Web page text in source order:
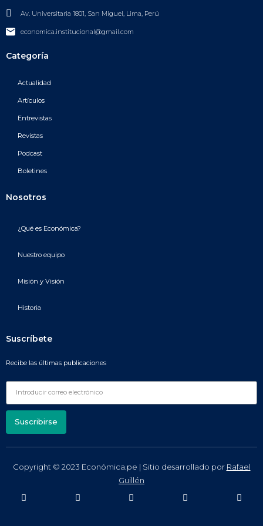
Av. Universitaria 1801, San Miguel, Lima, Perú
economica.institucional@gmail.com
Categoría
Actualidad
Artículos
Entrevistas
Revistas
Podcast
Boletines
Nosotros
¿Qué es Económica?
Nuestro equipo
Misión y Visión
Historia
Suscríbete
Recibe las últimas publicaciones
Suscribirse
Copyright © 2023 Económica.pe | Sitio desarrollado por Rafael
Guillén